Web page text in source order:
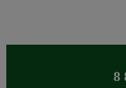
8